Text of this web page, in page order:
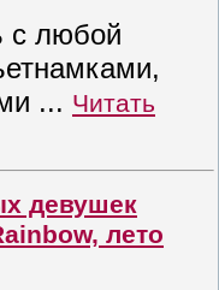
с любой
... Читать
девушек
лето